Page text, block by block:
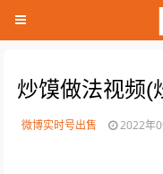
炒馍做法视频(
微博实时号出售 2022年